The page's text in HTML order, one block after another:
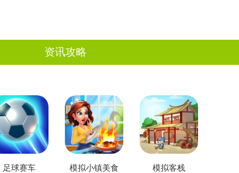
资讯攻略
足球赛车 模拟小镇美食 模拟客栈